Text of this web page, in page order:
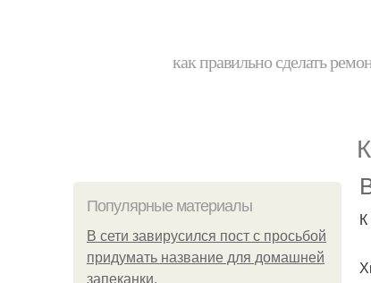
как правильно сделать
Популярные материалы
В сети завирусился пост с просьбой
придумать название для домашней
запеканки.